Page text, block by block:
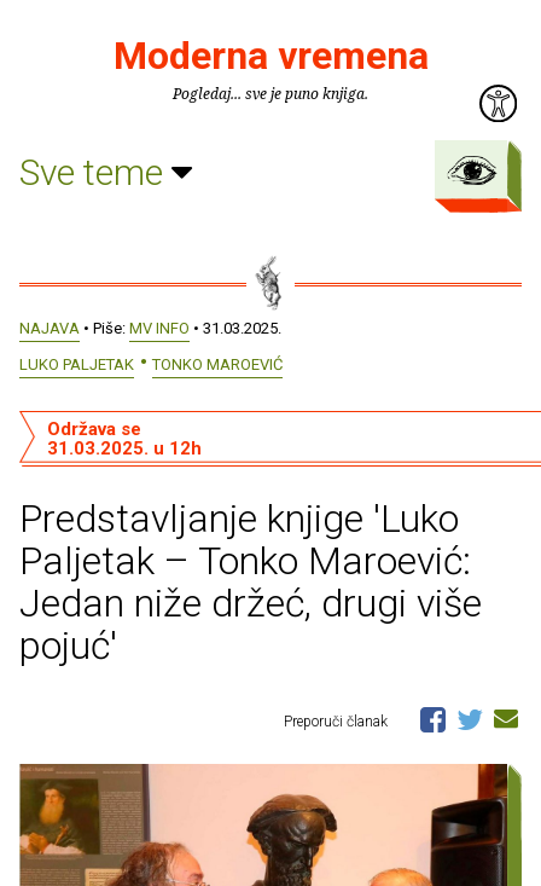
Moderna vremena
Pogledaj... sve je puno knjiga.
Sve teme
NAJAVA • Piše: MV INFO • 31.03.2025.
LUKO PALJETAK
TONKO MAROEVIĆ
Predstavljanje knjige 'Luko
Paljetak – Tonko Maroević:
Jedan niže držeć, drugi više
pojuć'
Održava se
31.03.2025. u 12h
Preporuči članak